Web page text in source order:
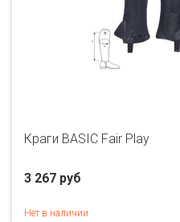
Краги BASIC Fair Play
3 267 руб
Нет в наличии